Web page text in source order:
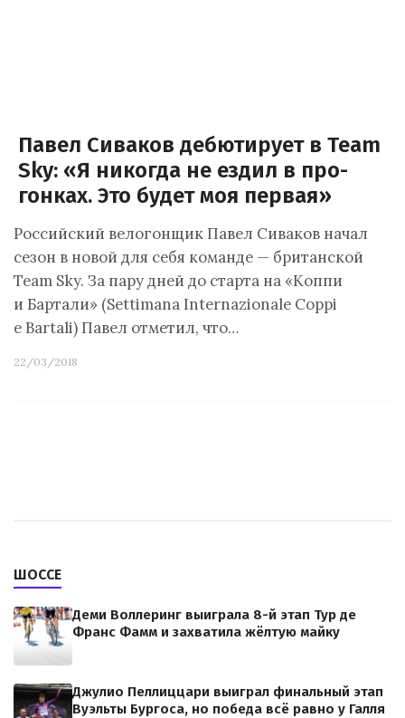
Павел Сиваков дебютирует в Team
Sky: «Я никогда не ездил в про-
гонках. Это будет моя первая»
Российский велогонщик Павел Сиваков начал
сезон в новой для себя команде — британской
Team Sky. За пару дней до старта на «Коппи
и Бартали» (Settimana Internazionale Coppi
e Bartali) Павел отметил, что…
22/03/2018
ШОССЕ
Деми Воллеринг выиграла 8-й этап Тур де
Франс Фамм и захватила жёлтую майку
Джулио Пеллиццари выиграл финальный этап
Вуэльты Бургоса, но победа всё равно у Галля